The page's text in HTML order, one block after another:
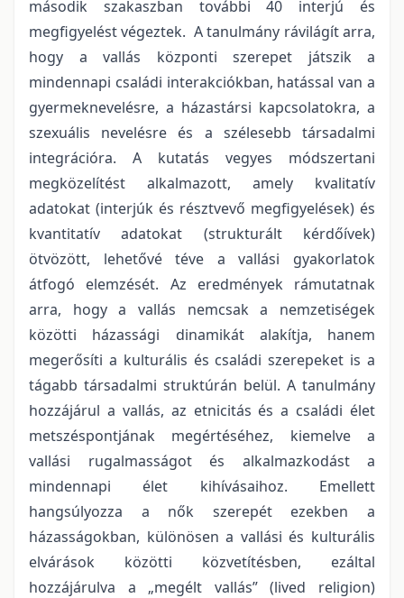
második szakaszban további 40 interjú és
megfigyelést végeztek. A tanulmány rávilágít arra,
hogy a vallás központi szerepet játszik a
mindennapi családi interakciókban, hatással van a
gyermeknevelésre, a házastársi kapcsolatokra, a
szexuális nevelésre és a szélesebb társadalmi
integrációra. A kutatás vegyes módszertani
megközelítést alkalmazott, amely kvalitatív
adatokat (interjúk és résztvevő megfigyelések) és
kvantitatív adatokat (strukturált kérdőívek)
ötvözött, lehetővé téve a vallási gyakorlatok
átfogó elemzését. Az eredmények rámutatnak
arra, hogy a vallás nemcsak a nemzetiségek
közötti házassági dinamikát alakítja, hanem
megerősíti a kulturális és családi szerepeket is a
tágabb társadalmi struktúrán belül. A tanulmány
hozzájárul a vallás, az etnicitás és a családi élet
metszéspontjának megértéséhez, kiemelve a
vallási rugalmasságot és alkalmazkodást a
mindennapi élet kihívásaihoz. Emellett
hangsúlyozza a nők szerepét ezekben a
házasságokban, különösen a vallási és kulturális
elvárások közötti közvetítésben, ezáltal
hozzájárulva a „megélt vallás” (lived religion)